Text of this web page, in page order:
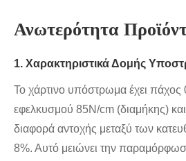
Ανωτερότητα
1. Χαρακτηριστικά Δομής
Το χάρτινο υπόστρωμα έχει πάχος
εφελκυσμού 85N/cm (διαμήκης)
διαφορά αντοχής μεταξύ των
8%. Αυτό μειώνει την